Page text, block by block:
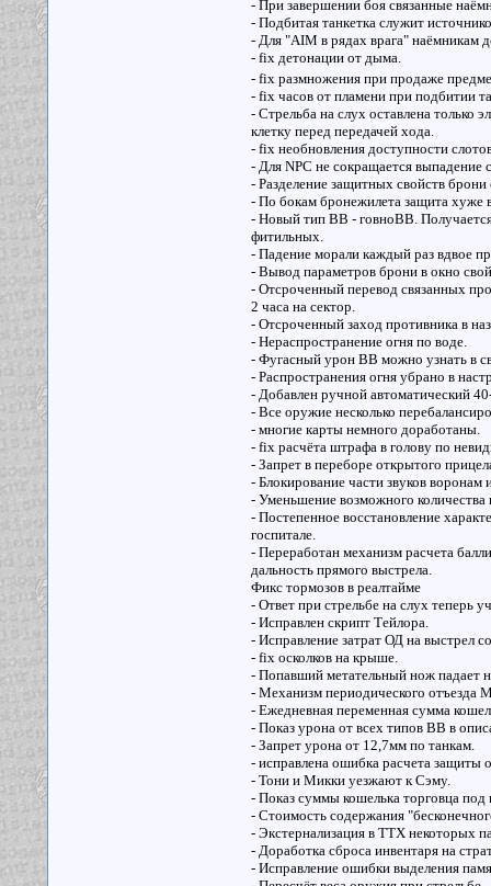
- При завершении боя связанные
- Подбитая танкетка служит
- Для "AIM в рядах врага" наёмникам
- fix детонации от дыма.
- fix размножения при продаже
- fix часов от пламени при подбитии
- Стрельба на слух оставлена только
клетку перед передачей хода.
- fix необновления доступности
- Для NPC не сокращается выпадение
- Разделение защитных свойств
- По бокам бронежилета защита хуже
- Новый тип ВВ - говноВВ.
фитильных.
- Падение морали каждый раз вдвое
- Вывод параметров брони в окно
- Отсроченный перевод связанных
2 часа на сектор.
- Отсроченный заход противника в
- Нераспространение огня по воде.
- Фугасный урон ВВ можно узнать в
- Распространения огня убрано в
- Добавлен ручной автоматический
- Все оружие несколько
- многие карты немного доработаны.
- fix расчёта штрафа в голову по
- Запрет в переборе открытого
- Блокирование части звуков воронам
- Уменьшение возможного количества
- Постепенное восстановление
госпитале.
- Переработан механизм расчета
дальность прямого выстрела.
Фикс тормозов в реалтайме
- Ответ при стрельбе на слух теперь
- Исправлен скрипт Тейлора.
- Исправление затрат ОД на выстрел
- fix осколков на крыше.
- Попавший метательный нож падает
- Механизм периодического отъезда
- Ежедневная переменная сумма
- Показ урона от всех типов ВВ в
- Запрет урона от 12,7мм по танкам.
- исправлена ошибка расчета защиты
- Тони и Микки уезжают к Сэму.
- Показ суммы кошелька торговца
- Стоимость содержания
- Экстернализация в ТТХ некоторых
- Доработка сброса инвентаря на
- Исправление ошибки выделения